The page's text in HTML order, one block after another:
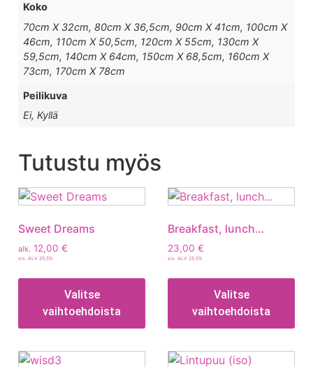
Koko
70cm X 32cm, 80cm X 36,5cm, 90cm X 41cm, 100cm X
46cm, 110cm X 50,5cm, 120cm X 55cm, 130cm X
59,5cm, 140cm X 64cm, 150cm X 68,5cm, 160cm X
73cm, 170cm X 78cm
Peilikuva
Ei, Kyllä
Tutustu myös
Sweet Dreams
alk. 12,00 €
sis. ALV 25,5%
Valitse
vaihtoehdoista
Breakfast, lunch…
23,00 €
sis. ALV 25,5%
Valitse
vaihtoehdoista